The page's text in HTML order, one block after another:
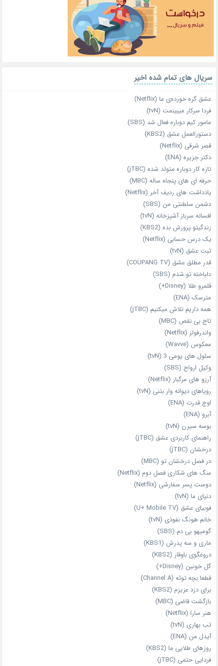
سریال های تمام شده اخیر
عشق گره خورده‌ی ما (Netflix)
فردا سرکار میبینمت (tvN)
مامور کیم دوباره فعال شد (SBS)
دستورالعمل عشق (KBS2)
قصر شرقی (Netflix)
دکتر جزیره (ENA)
تازه‌ کار دوباره‌ متولد شده (jTBC)
حرفه‌ ای‌ های پنجاه‌ ساله (MBC)
یادداشت‌ های ردیف آخر (Netflix)
دشمن سلطنتی من (SBS)
افسانه سرباز آشپزخانه (tvN)
زندگیتو پرورش بده (KBS2)
یک درس حسابی (Netflix)
ثبت عشق (tvN)
قدر مطلق عشق (COUPANG TV)
دلباخته تو شدم (SBS)
قلمرو طلا (Disney+)
مترسک (ENA)
همه داریم تلاش میکنیم (jTBC)
تاج بی‌ نقص (MBC)
واندرفولز (Netflix)
معکوس (Wavve)
سلول های یومی 3 (tvN)
وکیل ارواح (SBS)
آرزو های مرگبار (Netflix)
رویاهای دیوانه‌ وار بتنی (tvN)
اوج قدرت (ENA)
آبرو (ENA)
بوسه سیرن (tvN)
راهنمای کاربردی عشق (jTBC)
درخشان (jTBC)
در فصل درخشان تو (MBC)
سگ های شکاری فصل دوم (Netflix)
دوست‌ پسر سفارشی (Netflix)
دنیای ما (tvN)
فوبیای عشق (U+ Mobile TV)
خانم هونگ نفوذی (tvN)
گومیهو بی دم (SBS)
ماری و سه پدرش (KBS1)
دروغگوی باوقار (KBS2)
گل خونین (Disney+)
قطعا بچه توئه (Channel A)
برای دزد عزیزم (KBS2)
بازگشت قاضی (MBC)
هنر سارا (Netflix)
تب بهاری (tvN)
آیدل من (ENA)
روزهای طلایی ما (KBS2)
فردایی حتمی (jTBC)